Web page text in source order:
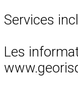
Services
Les